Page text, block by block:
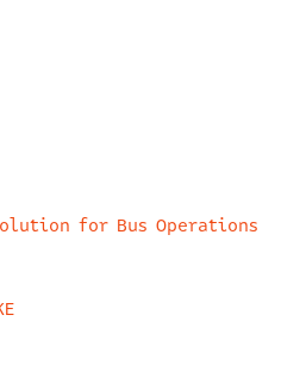
for Bus Operations